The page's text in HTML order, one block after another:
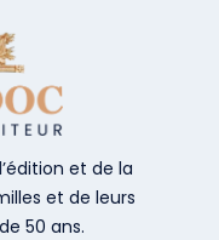
et de la
et de leurs
50 ans.